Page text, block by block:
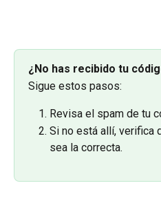
¿No has recibido tu
Sigue estos pasos:
Revisa el spam de tu
Si no está allí, verifica
sea la correcta.